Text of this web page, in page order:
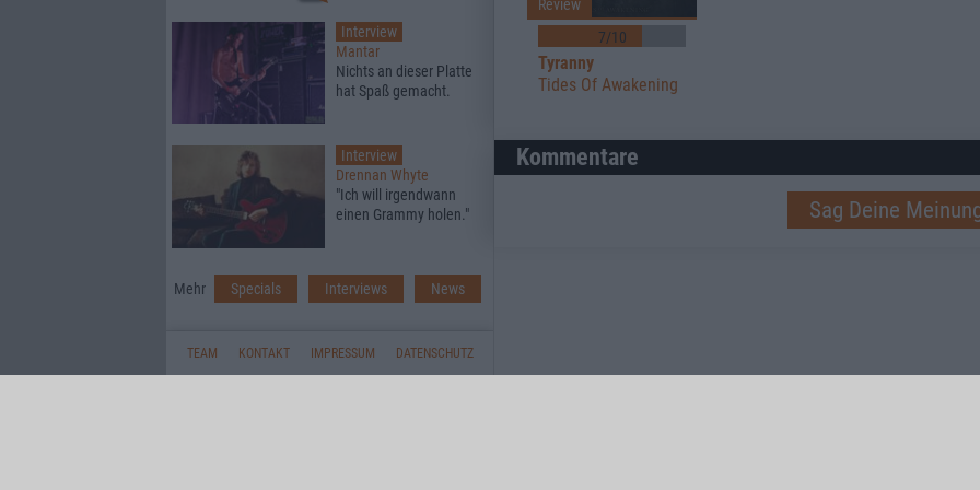
7/10
Review
Tyranny
Tides Of Awakening
Kommentare
Sag Deine
Interview
Mantar
Nichts an dieser Platte
hat Spaß gemacht.
Interview
Drennan Whyte
"Ich will irgendwann
einen Grammy holen."
Mehr Specials Interviews News
TEAM KONTAKT IMPRESSUM DATENSCHUTZ